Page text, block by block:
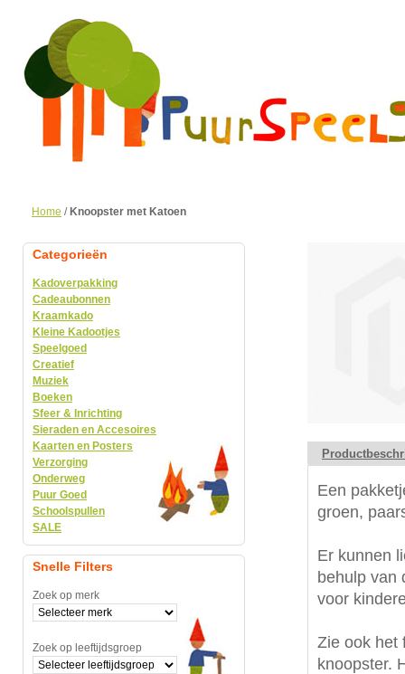
Home / Knoopster met Katoen
Een
groen,
Er kunnen
behulp van
voor
Zie ook het
knoopster.
Categorieën
Kadoverpakking
Cadeaubonnen
Kraamkado
Kleine Kadootjes
Speelgoed
Creatief
Muziek
Boeken
Sfeer & Inrichting
Sieraden en Accesoires
Kaarten en Posters
Verzorging
Onderweg
Puur Goed
Schoolspullen
SALE
Snelle Filters
Zoek op merk
Zoek op leeftijdsgroep